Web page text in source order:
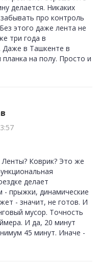
делается. Никаких
про контроль
этого даже лента не
три года в
Даже в Ташкенте в
на полу. Просто и
Коврик? Это же
делает
- прыжки, динамические
- значит, не готов. И
мусор. Точность
И да, 20 минут
45 минут. Иначе -